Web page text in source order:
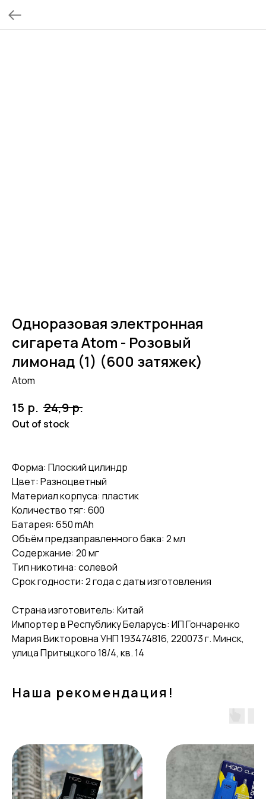
Одноразовая электронная
сигарета Atom - Розовый
лимонад (1) (600 затяжек)
Atom
15 р. 24,9 р.
Out of stock
Форма: Плоский цилиндр
Цвет: Разноцветный
Материал корпуса: пластик
Количество тяг: 600
Батарея: 650 mAh
Объём предзаправленного бака: 2 мл
Содержание: 20 мг
Тип никотина: солевой
Срок годности: 2 года с даты изготовления
Страна изготовитель: Китай
Импортер в Республику Беларусь: ИП Гончаренко
Мария Викторовна УНП 193474816, 220073 г. Минск,
улица Притыцкого 18/4, кв. 14
Наша рекомендация!